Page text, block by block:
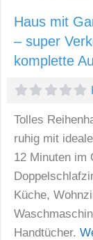
Haus mit
– super
komplette
Tolles
ruhig mit
12 Minuten im
Küche,
Handtücher.